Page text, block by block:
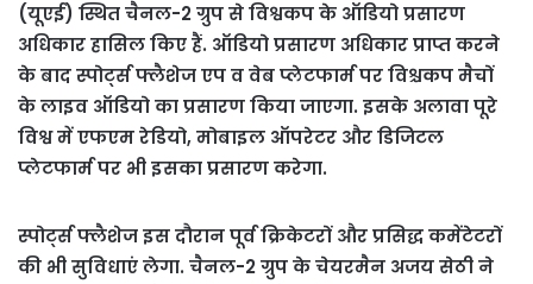
(यूएई) स्थित चैनल-2 ग्रुप से विश्वकप के ऑडियो प्रसारण
अधिकार हासिल किए हैं. ऑडियो प्रसारण अधिकार प्राप्त करने
के बाद स्पोर्ट्स फ्लैशेज एप व वेब प्लेटफार्म पर विश्चकप मैचों
के लाइव ऑडियो का प्रसारण किया जाएगा. इसके अलावा पूरे
विश्व में एफएम रेडियो, मोबाइल ऑपरेटर और डिजिटल
प्लेटफार्म पर भी इसका प्रसारण करेगा.
स्पोर्ट्स फ्लैशेज इस दौरान पूर्व क्रिकेटरों और प्रसिद्ध कमेंटेटरों
की भी सुविधाएं लेगा. चैनल-2 ग्रुप के चेयरमैन अजय सेठी ने